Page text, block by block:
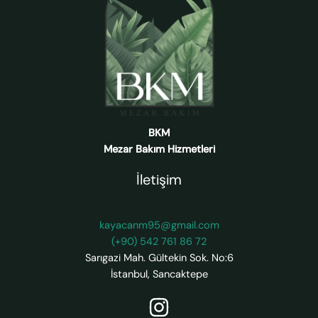
BKM
Mezar Bakım Hizmetleri
İletişim
kayacanm95@gmail.com
(+90) 542 761 86 72
Sarıgazi Mah. Gültekin Sok. No:6
İstanbul, Sancaktepe